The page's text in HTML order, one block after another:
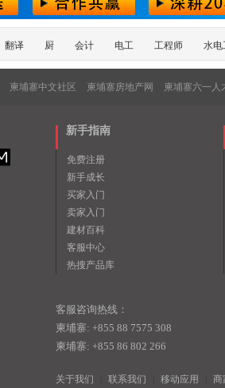
翻译 厨 会计 电工 工程师 水电
柬埔寨中文社区 柬埔寨房地产网 柬埔寨六一人
新手指南
免费注册
新手成长
买家入门
卖家入门
建材百科
客服中心
热搜产品库
客服咨询热线：
柬埔寨: +855 88 7575 308
柬埔寨: +855 86 802 266
关于我们 联系我们 移动应用 商